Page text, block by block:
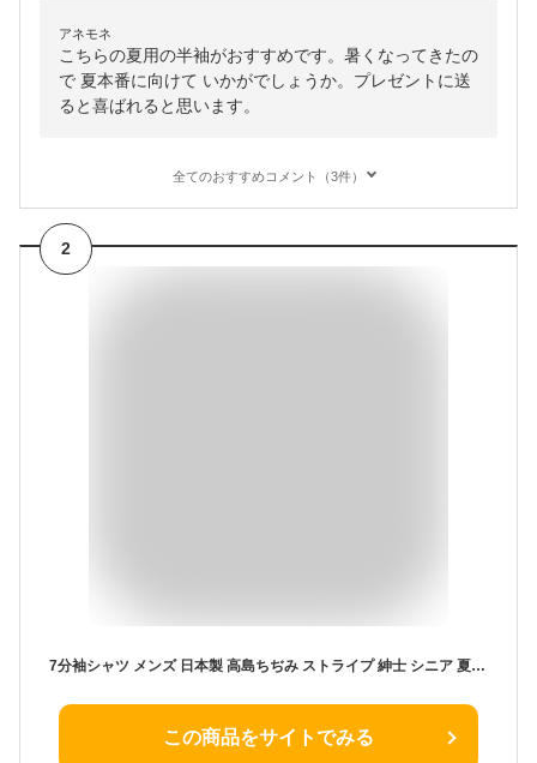
アネモネ
こちらの夏用の半袖がおすすめです。暑くなってきたの
で 夏本番に向けて いかがでしょうか。プレゼントに送
ると喜ばれると思います。
全てのおすすめコメント（3件）
2
7分袖シャツ メンズ 日本製 高島ちぢみ ストライプ 紳士 シニア 夏用 メーカー直販
この商品をサイトでみる